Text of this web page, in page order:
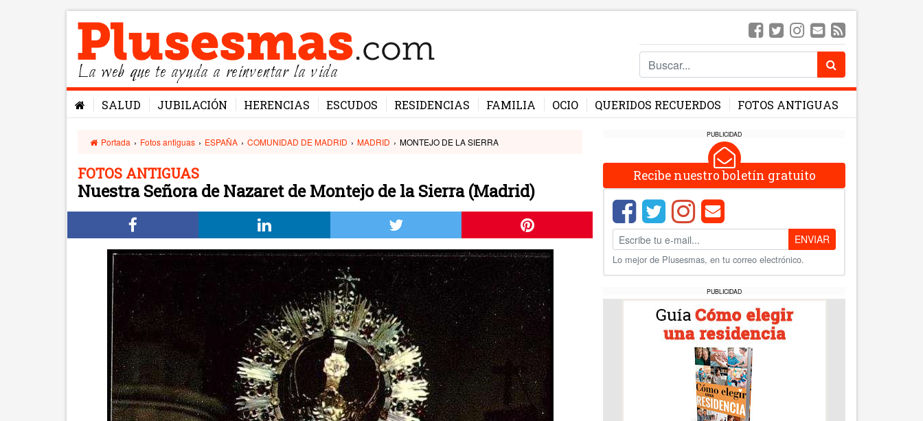
La web que te ayuda a reinventar la vida
SALUD JUBILACIÓN HERENCIAS ESCUDOS RESIDENCIAS FAMILIA OCIO QUERIDOS RECUERDOS FOTOS ANTIGUAS
Portada › Fotos antiguas › ESPAÑA › COMUNIDAD DE MADRID › MADRID › MONTEJO DE LA SIERRA
FOTOS ANTIGUAS
Nuestra Señora de Nazaret de Montejo de la Sierra (Madrid)
PUBLICIDAD
Recibe nuestro boletín gratuito
ENVIAR
Lo mejor de Plusesmas, en tu correo electrónico.
PUBLICIDAD